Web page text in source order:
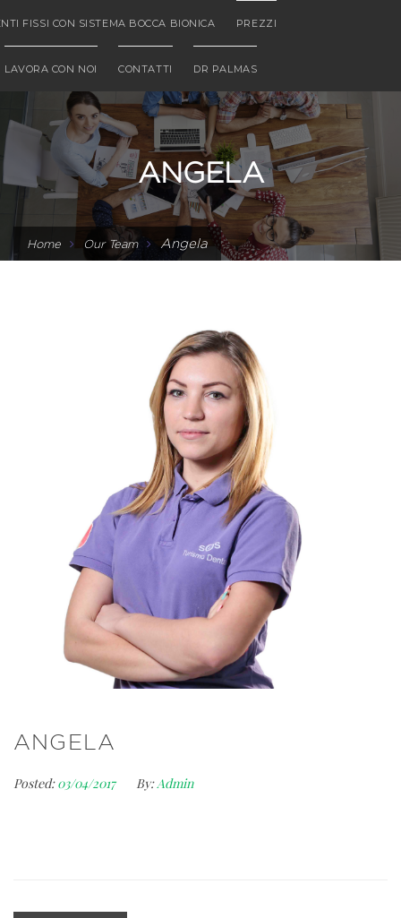
FISSI CON SISTEMA BOCCA BIONICA PREZZI
LAVORA CON NOI CONTATTI DR PALMAS
ANGELA
Home Our Team Angela
ANGELA
Posted: 03/04/2017 By:Admin